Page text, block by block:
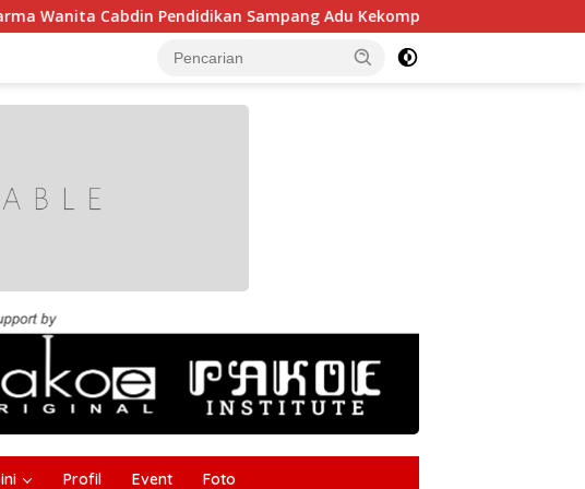
Sampang Adu Kekompakan Lewat Lomba Kereta Balon
Profil Event Foto